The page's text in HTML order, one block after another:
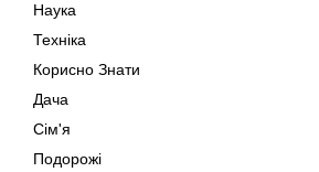
Наука
Техніка
Корисно Знати
Дача
Сім'я
Подорожі